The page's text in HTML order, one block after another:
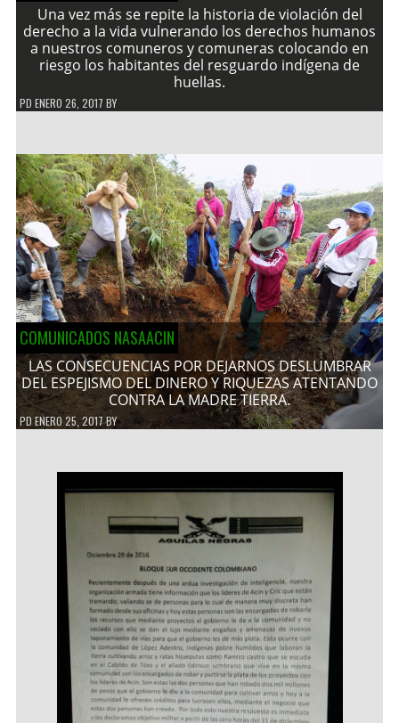
Una vez más se repite la historia de violación del
derecho a la vida vulnerando los derechos humanos
a nuestros comuneros y comuneras colocando en
riesgo los habitantes del resguardo indígena de
huellas.
PD ENERO 26, 2017 BY
COMUNICADOS NASAACIN
LAS CONSECUENCIAS POR DEJARNOS DESLUMBRAR
DEL ESPEJISMO DEL DINERO Y RIQUEZAS ATENTANDO
CONTRA LA MADRE TIERRA.
PDENERO 25, 2017BY